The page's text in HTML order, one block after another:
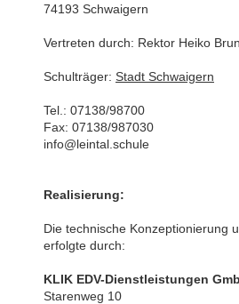
74193 Schwaigern
Vertreten durch: Rektor Heiko
Schulträger: Stadt Schwaigern
Tel.: 07138/98700
Fax: 07138/987030
info@leintal.schule
Realisierung:
Die technische Konzeptionierung
erfolgte durch:
KLIK EDV-Dienstleistungen
Starenweg 10